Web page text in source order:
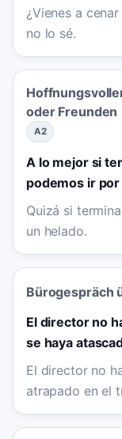
¿Vienes a
no lo sé.
oder Freunden
A2
A lo mejor si
podemos ir
Quizá si
un helado.
Bürogespräch
El director no
se haya
El director no
atrapado en el